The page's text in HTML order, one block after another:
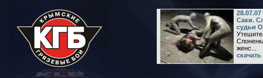
Саки.
судьи
женс...